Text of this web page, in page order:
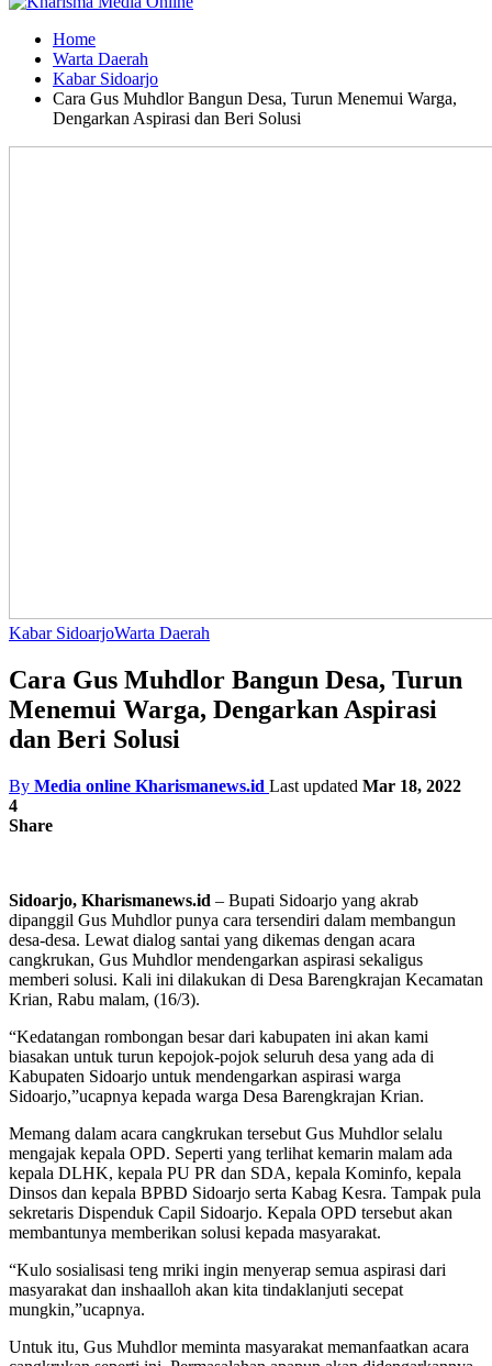
Home
Warta Daerah
Kabar Sidoarjo
Cara Gus Muhdlor Bangun Desa, Turun Menemui Warga,
Dengarkan Aspirasi dan Beri Solusi
Kabar SidoarjoWarta Daerah
Cara Gus Muhdlor Bangun Desa, Turun
Menemui Warga, Dengarkan Aspirasi
dan Beri Solusi
By Media online Kharismanews.id Last updated Mar 18, 2022
4
Share
Sidoarjo, Kharismanews.id – Bupati Sidoarjo yang akrab
dipanggil Gus Muhdlor punya cara tersendiri dalam membangun
desa-desa. Lewat dialog santai yang dikemas dengan acara
cangkrukan, Gus Muhdlor mendengarkan aspirasi sekaligus
memberi solusi. Kali ini dilakukan di Desa Barengkrajan Kecamatan
Krian, Rabu malam, (16/3).
“Kedatangan rombongan besar dari kabupaten ini akan kami
biasakan untuk turun kepojok-pojok seluruh desa yang ada di
Kabupaten Sidoarjo untuk mendengarkan aspirasi warga
Sidoarjo,”ucapnya kepada warga Desa Barengkrajan Krian.
Memang dalam acara cangkrukan tersebut Gus Muhdlor selalu
mengajak kepala OPD. Seperti yang terlihat kemarin malam ada
kepala DLHK, kepala PU PR dan SDA, kepala Kominfo, kepala
Dinsos dan kepala BPBD Sidoarjo serta Kabag Kesra. Tampak pula
sekretaris Dispenduk Capil Sidoarjo. Kepala OPD tersebut akan
membantunya memberikan solusi kepada masyarakat.
“Kulo sosialisasi teng mriki ingin menyerap semua aspirasi dari
masyarakat dan inshaalloh akan kita tindaklanjuti secepat
mungkin,”ucapnya.
Untuk itu, Gus Muhdlor meminta masyarakat memanfaatkan acara